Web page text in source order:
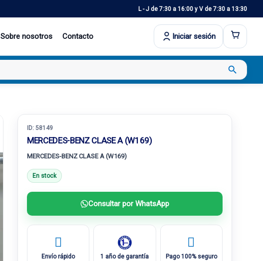
L - J de 7:30 a 16:00 y V de 7:30 a 13:30
Sobre nosotros Contacto Iniciar sesión
search
ID: 58149
MERCEDES-BENZ CLASE A (W169)
MERCEDES-BENZ CLASE A (W169)
En stock
Consultar por WhatsApp
Envío rápido 1 año de garantía Pago 100% seguro